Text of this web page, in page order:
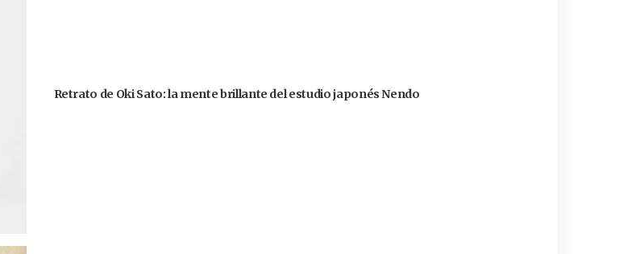
Retrato de Oki Sato: la mente brillante del estudio japonés Nendo